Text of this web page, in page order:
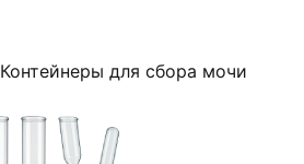
Контейнеры для сбора мочи